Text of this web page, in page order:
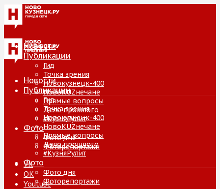
Новости
Публикации
Гид
Точка зрения
Новокузнецк-400
НовоKUZнечане
Прямые вопросы
Дело прошлого
#КузняРулит
Фото
Фото дня
Фоторепортажи
VK
ОК
Youtube
Новости
Публикации
Гид
Точка зрения
Новокузнецк-400
НовоKUZнечане
Прямые вопросы
Дело прошлого
#КузняРулит
Фото
Фото дня
Фоторепортажи